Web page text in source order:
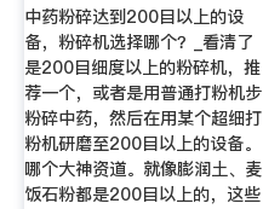
中药粉碎达到200目以上的设
备，粉碎机选择哪个？_看清了
是200目细度以上的粉碎机，推
荐一个，或者是用普通打粉机步
粉碎中药，然后在用某个超细打
粉机研磨至200目以上的设备。
哪个大神资道。就像膨润土、麦
饭石粉都是200目以上的，这些